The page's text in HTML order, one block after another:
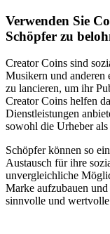
Verwenden Sie
Schöpfer zu
Creator Coins sind
Musikern und anderen
zu lancieren, um ihr
Creator Coins helfen
Dienstleistungen
sowohl die Urheber
Schöpfer können so
Austausch für ihre
unvergleichliche
Marke aufzubauen
sinnvolle und